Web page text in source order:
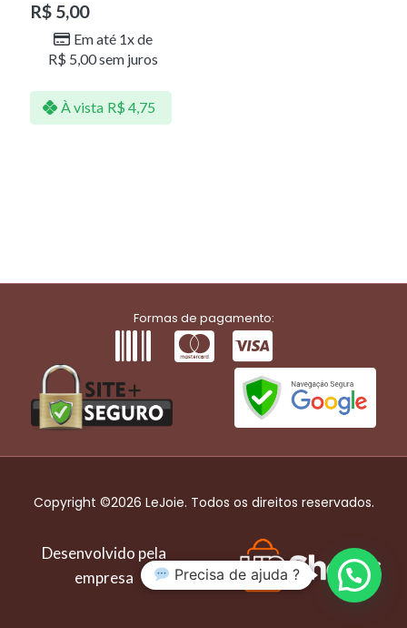
R$ 5,00
Em até 1x de
R$ 5,00sem juros
À vista R$ 4,75
Formas de pagamento:
Copyright ©2026 LeJoie. Todos os direitos reservados.
Desenvolvido pela
empresa
Precisa de ajuda ?